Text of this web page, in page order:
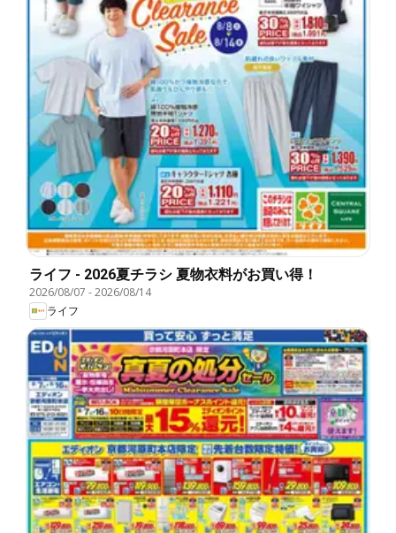
ライフ - 2026夏チラシ 夏物衣料がお買い得！
2026/08/07 -2026/08/14
ライフ